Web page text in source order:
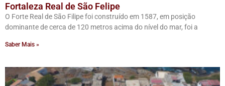
Fortaleza Real de São Felipe
O Forte Real de São Filipe foi construído em 1587, em posição
dominante de cerca de 120 metros acima do nível do mar, foi a
Saber Mais »